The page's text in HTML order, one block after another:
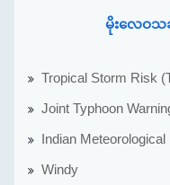
မိုးလေဝသဆို
Tropical Storm Risk
Joint Typhoon
Indian
Windy